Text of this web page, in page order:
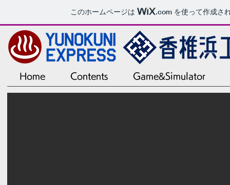
このホームページは .com を使って作成さ
Home Contents Game&Simulator